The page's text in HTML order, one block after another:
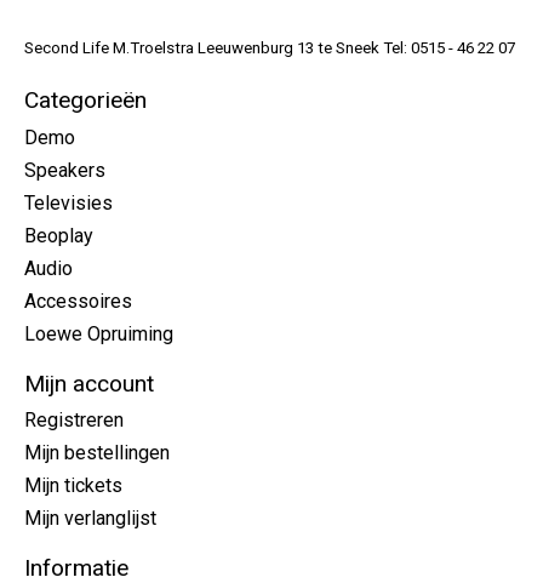
Second Life M.Troelstra Leeuwenburg 13 te Sneek Tel: 0515 - 46 22 07
Categorieën
Demo
Speakers
Televisies
Beoplay
Audio
Accessoires
Loewe Opruiming
Mijn account
Registreren
Mijn bestellingen
Mijn tickets
Mijn verlanglijst
Informatie